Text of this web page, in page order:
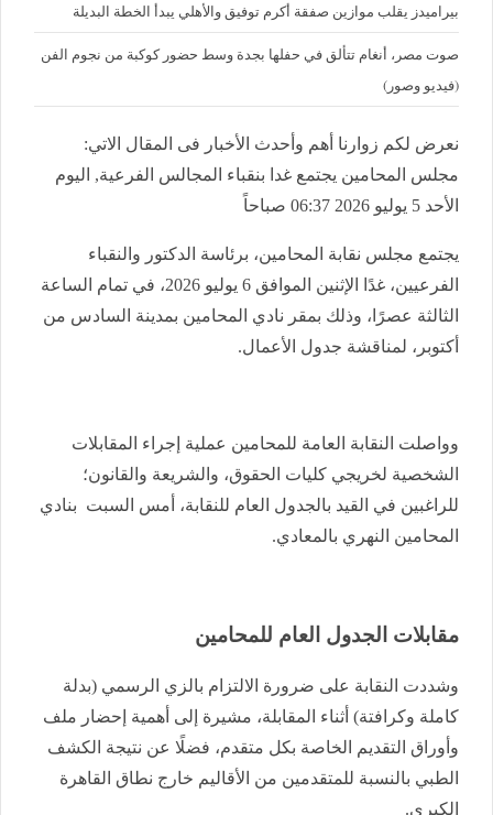
بيراميدز يقلب موازين صفقة أكرم توفيق والأهلي يبدأ الخطة البديلة
صوت مصر، أنغام تتألق في حفلها بجدة وسط حضور كوكبة من نجوم الفن
(فيديو وصور)
نعرض لكم زوارنا أهم وأحدث الأخبار فى المقال الاتي:
مجلس المحامين يجتمع غدا بنقباء المجالس الفرعية, اليوم
الأحد 5 يوليو 2026 06:37 صباحاً
يجتمع مجلس نقابة المحامين، برئاسة الدكتور والنقباء
الفرعيين، غدًا الإثنين الموافق 6 يوليو 2026، في تمام الساعة
الثالثة عصرًا، وذلك بمقر نادي المحامين بمدينة السادس من
أكتوبر، لمناقشة جدول الأعمال.
وواصلت النقابة العامة للمحامين عملية إجراء المقابلات
الشخصية لخريجي كليات الحقوق، والشريعة والقانون؛
للراغبين في القيد بالجدول العام للنقابة، أمس السبت بنادي
المحامين النهري بالمعادي.
مقابلات الجدول العام للمحامين
وشددت النقابة على ضرورة الالتزام بالزي الرسمي (بدلة
كاملة وكرافتة) أثناء المقابلة، مشيرة إلى أهمية إحضار ملف
وأوراق التقديم الخاصة بكل متقدم، فضلًا عن نتيجة الكشف
الطبي بالنسبة للمتقدمين من الأقاليم خارج نطاق القاهرة
الكبرى.